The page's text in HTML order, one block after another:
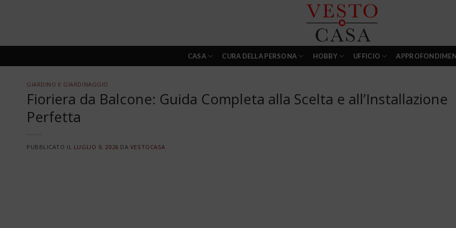
CASA CURA DELLA PERSONA HOBBY UFFICIO
GIARDINO E GIARDINAGGIO
Fioriera da Balcone: Guida Completa alla Scelta e all’Installazione
Perfetta
PUBBLICATO IL LUGLIO 9, 2026 DA VESTOCASA